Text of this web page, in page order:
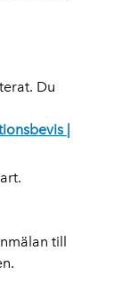
Du
|
till